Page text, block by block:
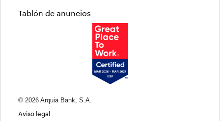
Tablón de anuncios
© 2026 Arquia Bank, S.A.
Aviso legal